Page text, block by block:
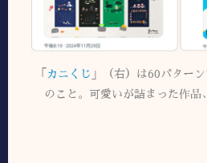
カニくじ 」（右）は60パター
のこと。可愛いが詰まった作品